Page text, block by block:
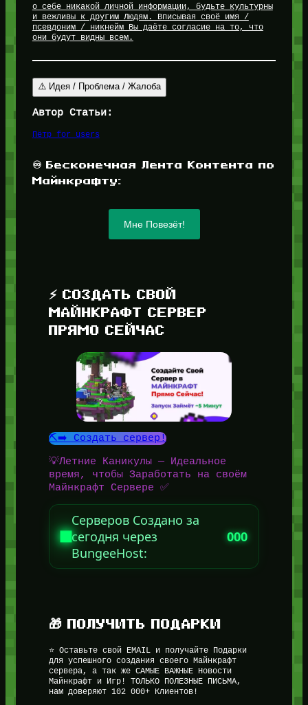
о себе никакой личной информации, будьте культурны
и вежливы к другим Людям. Вписывая своё имя /
псевдоним / никнейм Вы даёте согласие на то, что
они будут видны всем.
⚠️ Идея / Проблема / Жалоба
Автор Статьи:
Пётр for_users
♾️ Бесконечная Лента Контента по
Майнкрафту:
Мне Повезёт!
⚡ СОЗДАТЬ СВОЙ
МАЙНКРАФТ СЕРВЕР
ПРЯМО СЕЙЧАС
⛏️➡️ Создать сервер!
💡Летние Каникулы — Идеальное
время, чтобы Заработать на своём
Майнкрафт Сервере ✅
Серверов Создано за
сегодня через
BungeeHost:
000
🎁 ПОЛУЧИТЬ ПОДАРКИ
⭐ Оставьте свой EMAIL и получайте Подарки
для успешного создания своего Майнкрафт
сервера, а так же САМЫЕ ВАЖНЫЕ Новости
Майнкрафт и Игр! ТОЛЬКО ПОЛЕЗНЫЕ ПИСЬМА,
нам доверяют 102 000+ Клиентов!